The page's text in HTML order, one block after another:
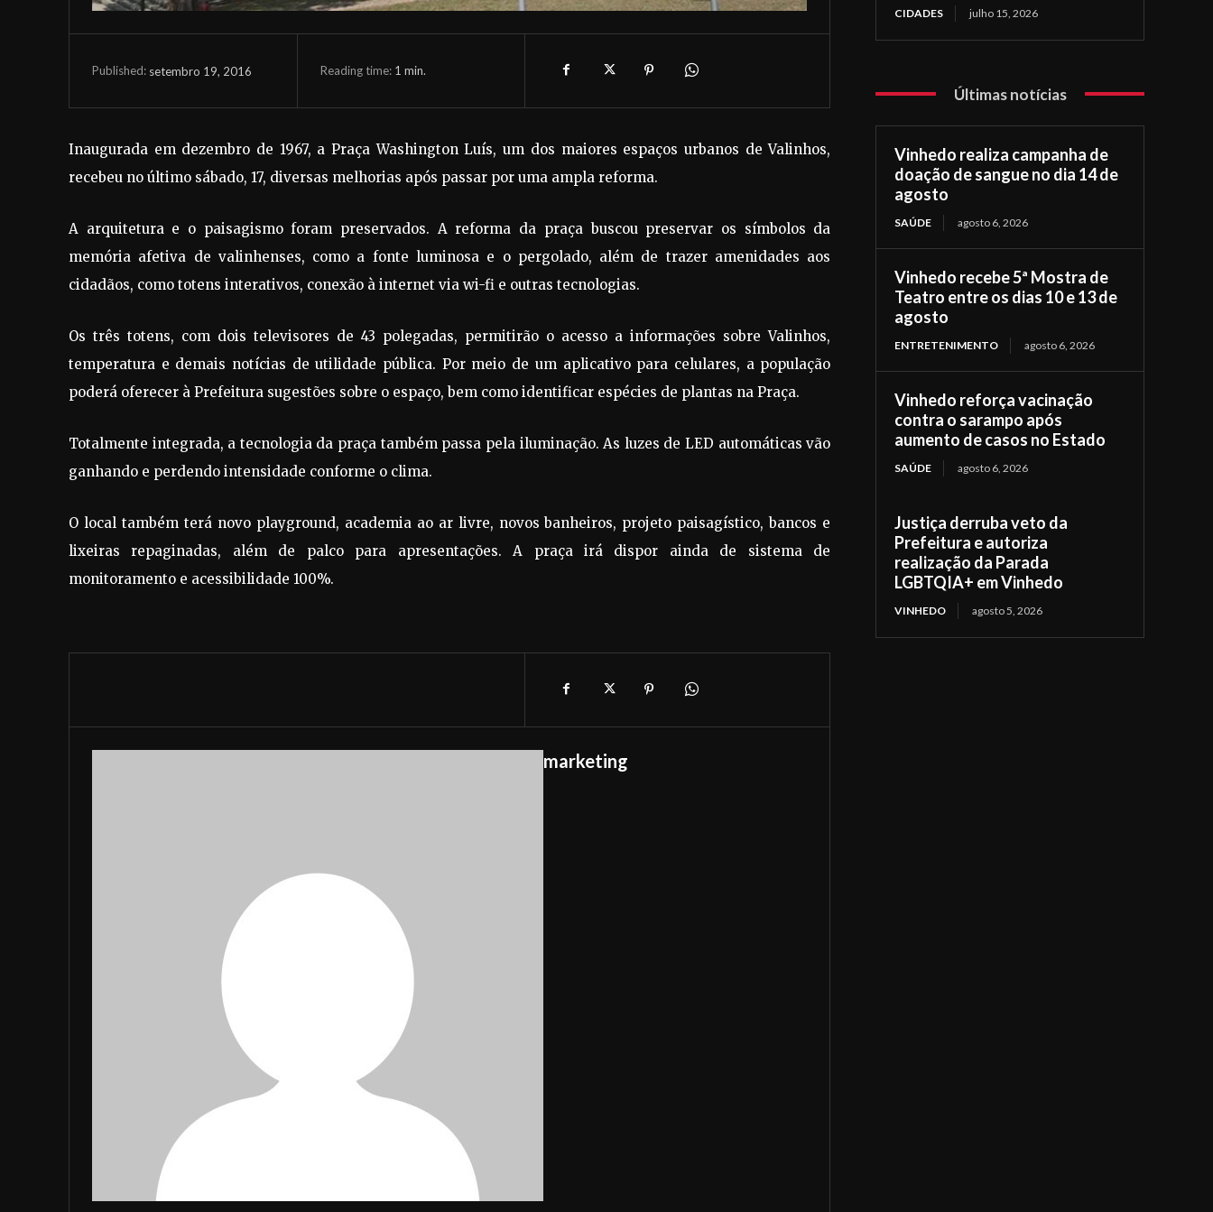
Published: setembro 19, 2016 Reading time: 1 min.
Inaugurada em dezembro de 1967, a Praça Washington Luís, um dos maiores espaços urbanos de Valinhos,
recebeu no último sábado, 17, diversas melhorias após passar por uma ampla reforma.
A arquitetura e o paisagismo foram preservados. A reforma da praça buscou preservar os símbolos da
memória afetiva de valinhenses, como a fonte luminosa e o pergolado, além de trazer amenidades aos
cidadãos, como totens interativos, conexão à internet via wi-fi e outras tecnologias.
Os três totens, com dois televisores de 43 polegadas, permitirão o acesso a informações sobre Valinhos,
temperatura e demais notícias de utilidade pública. Por meio de um aplicativo para celulares, a população
poderá oferecer à Prefeitura sugestões sobre o espaço, bem como identificar espécies de plantas na Praça.
Totalmente integrada, a tecnologia da praça também passa pela iluminação. As luzes de LED automáticas vão
ganhando e perdendo intensidade conforme o clima.
O local também terá novo playground, academia ao ar livre, novos banheiros, projeto paisagístico, bancos e
lixeiras repaginadas, além de palco para apresentações. A praça irá dispor ainda de sistema de
monitoramento e acessibilidade 100%.
marketing
CIDADES julho 15, 2026
Últimas notícias
Vinhedo realiza campanha de
doação de sangue no dia 14 de
agosto
SAÚDE agosto 6, 2026
Vinhedo recebe 5ª Mostra de
Teatro entre os dias 10 e 13 de
agosto
ENTRETENIMENTO agosto 6, 2026
Vinhedo reforça vacinação
contra o sarampo após
aumento de casos no Estado
SAÚDE agosto 6, 2026
Justiça derruba veto da
Prefeitura e autoriza
realização da Parada
LGBTQIA+ em Vinhedo
VINHEDO agosto 5, 2026